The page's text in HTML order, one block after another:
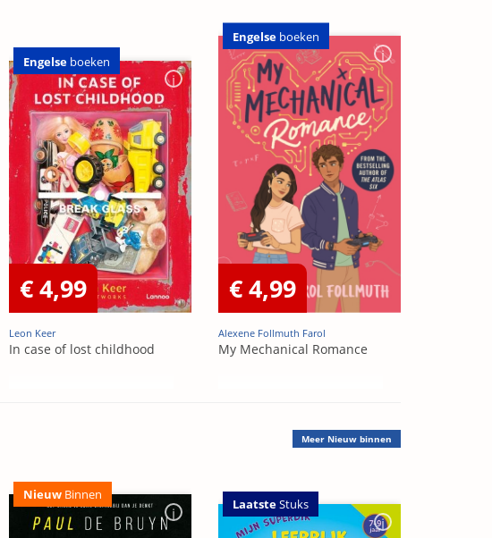
Engelse boeken
€ 4,99
Leon Keer
In case of lost childhood
Engelse boeken
€ 4,99
Alexene Follmuth Farol
My Mechanical Romance
Meer Nieuw binnen
Nieuw Binnen
LaatsteStuks